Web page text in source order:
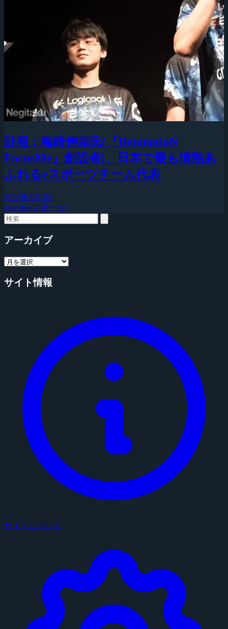
訃報：梅崎伸幸氏(『DetonatioN
FocusMe』創設者)、日本で最も情熱あ
ふれるeスポーツチーム代表
2026年8月3日
esports(eスポーツ)
アーカイブ
サイト情報
サイトについて